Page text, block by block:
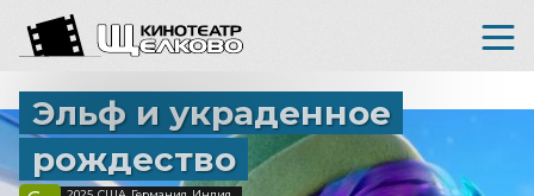
Эльф и украденное
рождество
2025, США, Германия, Индия